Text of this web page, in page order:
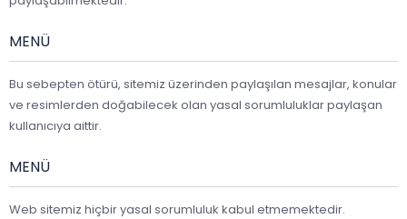
MENÜ
Bu sebepten ötürü, sitemiz üzerinden paylaşılan mesajlar, konular
ve resimlerden doğabilecek olan yasal sorumluluklar paylaşan
kullanıcıya aittir.
MENÜ
Web sitemiz hiçbir yasal sorumluluk kabul etmemektedir.